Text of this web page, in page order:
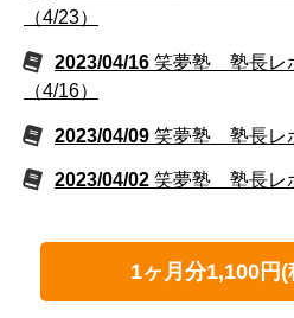
（4/23）
2023/04/16 笑夢塾 塾長レ
（4/16）
2023/04/09 笑夢塾 塾長レ
2023/04/02 笑夢塾 塾長レ
1ヶ月分1,100円(